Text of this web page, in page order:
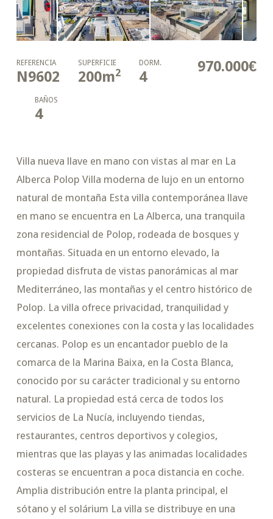
970.000€
REFERENCIA
N9602
SUPERFICIE
200m2
DORM.
4
BAÑOS
4
Villa nueva llave en mano con vistas al mar en La
Alberca Polop Villa moderna de lujo en un entorno
natural de montaña Esta villa contemporánea llave
en mano se encuentra en La Alberca, una tranquila
zona residencial de Polop, rodeada de bosques y
montañas. Situada en un entorno elevado, la
propiedad disfruta de vistas panorámicas al mar
Mediterráneo, las montañas y el centro histórico de
Polop. La villa ofrece privacidad, tranquilidad y
excelentes conexiones con la costa y las localidades
cercanas. Polop es un encantador pueblo de la
comarca de la Marina Baixa, en la Costa Blanca,
conocido por su carácter tradicional y su entorno
natural. La propiedad está cerca de todos los
servicios de La Nucía, incluyendo tiendas,
restaurantes, centros deportivos y colegios,
mientras que las playas y las animadas localidades
costeras se encuentran a poca distancia en coche.
Amplia distribución entre la planta principal, el
sótano y el solárium La villa se distribuye en una